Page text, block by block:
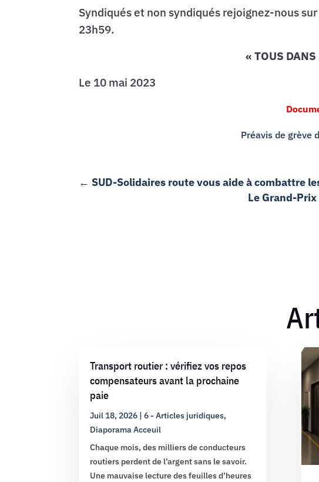
Syndiqués et non syndiqués rejoignez-nous
23h59.
« TOUS DANS
Le 10 mai 2023
Préavis de grève
← SUD-Solidaires route vous aide à combattre
Le Grand-
Transport routier : vérifiez vos repos
compensateurs avant la prochaine
paie
Juil 18, 2026 |6 - Articles juridiques,
Diaporama Acceuil
Chaque mois, des milliers de conducteurs
routiers perdent de l’argent sans le savoir.
Une mauvaise lecture des feuilles d’heures